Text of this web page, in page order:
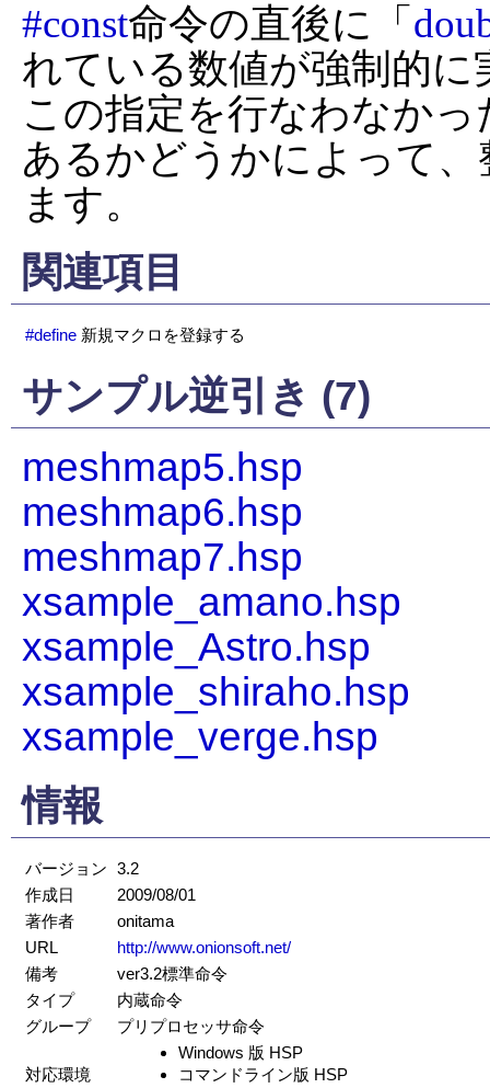
#const命令の直後に「
れている数値が強制的
この指定を行なわなか
あるかどうかによって
ます。
関連項目
#define 新規マクロを登録する
サンプル逆引き (7)
meshmap5.hsp
meshmap6.hsp
meshmap7.hsp
xsample_amano.hsp
xsample_Astro.hsp
xsample_shiraho.hsp
xsample_verge.hsp
情報
バージョン 3.2
作成日
2009/08/01
著作者
onitama
URL
http://www.onionsoft.net/
備考
ver3.2標準命令
タイプ
内蔵命令
グループ
プリプロセッサ命令
対応環境
Windows 版 HSP
コマンドライン版 HSP